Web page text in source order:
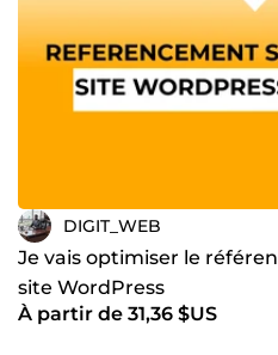
DIGIT_WEB
Je vais optimiser le
site WordPress
À partir de 31,36 $US